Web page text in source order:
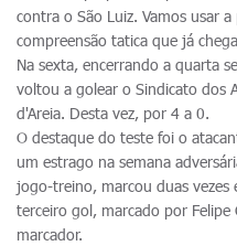
contra o São Luiz. Vamos usar
compreensão tatica que já
Na sexta, encerrando a quarta
voltou a golear o Sindicato dos
d'Areia. Desta vez, por 4 a 0.
O destaque do teste foi o
um estrago na semana
jogo-treino, marcou duas vezes
terceiro gol, marcado por Felipe
marcador.